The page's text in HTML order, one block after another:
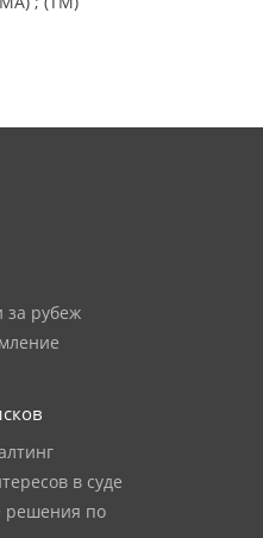
за рубеж
в суде
решения по